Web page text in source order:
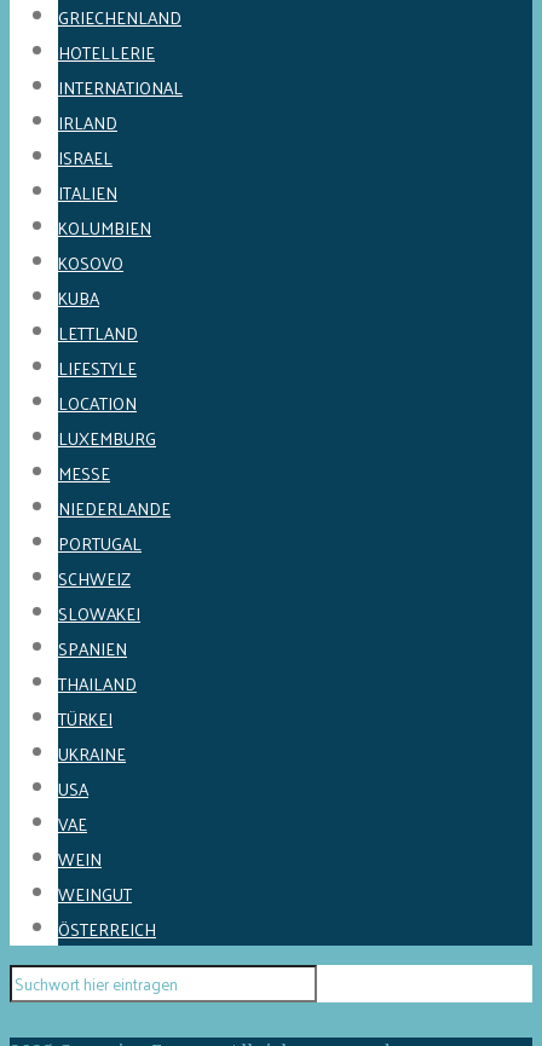
GRIECHENLAND
HOTELLERIE
INTERNATIONAL
IRLAND
ISRAEL
ITALIEN
KOLUMBIEN
KOSOVO
KUBA
LETTLAND
LIFESTYLE
LOCATION
LUXEMBURG
MESSE
NIEDERLANDE
PORTUGAL
SCHWEIZ
SLOWAKEI
SPANIEN
THAILAND
TÜRKEI
UKRAINE
USA
VAE
WEIN
WEINGUT
ÖSTERREICH